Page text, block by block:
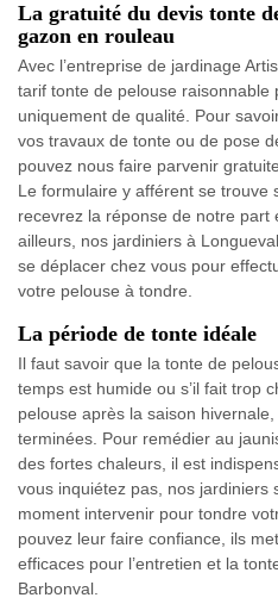
La gratuité du devis tonte
gazon en rouleau
Avec l’entreprise de jardinage
tarif tonte de pelouse raisonnable
uniquement de qualité. Pour
vos travaux de tonte ou de pose
pouvez nous faire parvenir
Le formulaire y afférent se trouve
recevrez la réponse de notre part
ailleurs, nos jardiniers à
se déplacer chez vous pour
votre pelouse à tondre.
La période de tonte idéale
Il faut savoir que la tonte de
temps est humide ou s’il fait trop
pelouse après la saison
terminées. Pour remédier au
des fortes chaleurs, il est
vous inquiétez pas, nos jardiniers
moment intervenir pour tondre
pouvez leur faire confiance, ils
efficaces pour l’entretien et la
Barbonval.